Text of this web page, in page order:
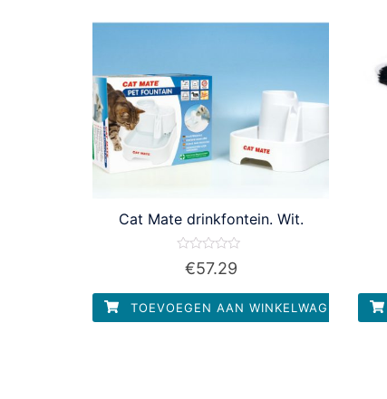
Cat Mate drinkfontein. Wit.
Waardering
5
€57.29
TOEVOEGEN AAN WINKELWAGEN